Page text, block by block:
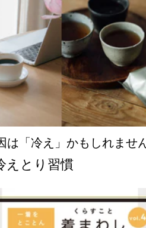
は「冷え」かもしれませ
えとり習慣